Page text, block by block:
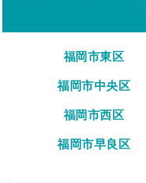
福岡市東区
福岡市中央区
福岡市西区
福岡市早良区